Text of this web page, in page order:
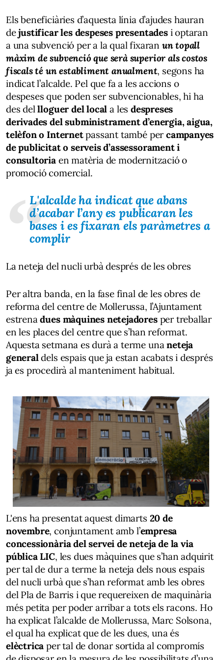
Els beneficiàries d’aquesta línia d’ajudes hauran
dejustificar les despeses presentadesi optaran
a una subvenció per a la qual fixaran un topall
màxim de subvenció que serà superior als costos
fiscals té un establiment anualment, segons ha
indicat l’alcalde. Pel que fa a les accions o
despeses que poden ser subvencionables, hi ha
des dellloguer del locala les despreses
derivades del subministrament d’energia, aigua,
telèfon o Internetpassant també per campanyes
de publicitat o serveis d’assessorament i
consultoria en matèria de modernització o
promoció comercial.
L'alcalde ha indicat que abans
d’acabar l’any es publicaran les
bases i es fixaran els paràmetres a
complir
La neteja del nucli urbà després de les obres
Per altra banda, en la fase final de les obres de
reforma del centre de Mollerussa, l’Ajuntament
estrenadues màquines netejadores per treballar
en les places del centre que s’han reformat.
Aquesta setmana es durà a terme unaneteja
generaldels espais que ja estan acabats i després
ja es procedirà al manteniment habitual.
L'ens ha presentat aquest dimarts 20 de
novembre, conjuntament amb l’empresa
concessionària del servei de neteja de la via
pública LIC, les dues màquines que s’han adquirit
per tal de dur a terme la neteja dels nous espais
del nucli urbà que s’han reformat amb les obres
del Pla de Barris i que requereixen de maquinària
més petita per poder arribar a tots els racons. Ho
ha explicat l’alcalde de Mollerussa, Marc Solsona,
el qual ha explicat que de les dues, una és
elèctrica per tal de donar sortida al compromís